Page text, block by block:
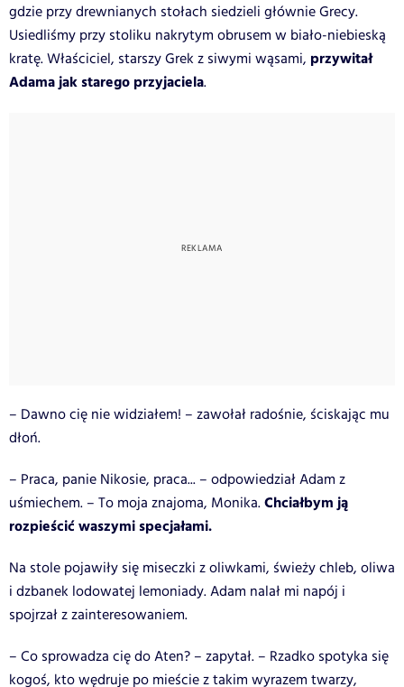
gdzie przy drewnianych stołach siedzieli głównie Grecy.
Usiedliśmy przy stoliku nakrytym obrusem w biało-niebieską
kratę. Właściciel, starszy Grek z siwymi wąsami, przywitał
Adama jak starego przyjaciela.
– Dawno cię nie widziałem! – zawołał radośnie, ściskając mu
dłoń.
– Praca, panie Nikosie, praca... – odpowiedział Adam z
uśmiechem. – To moja znajoma, Monika.Chciałbym ją
rozpieścić waszymi specjałami.
Na stole pojawiły się miseczki z oliwkami, świeży chleb, oliwa
i dzbanek lodowatej lemoniady. Adam nalał mi napój i
spojrzał z zainteresowaniem.
– Co sprowadza cię do Aten? – zapytał. – Rzadko spotyka się
kogoś, kto wędruje po mieście z takim wyrazem twarzy,